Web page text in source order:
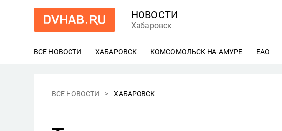
НОВОСТИ
Хабаровск
ВСЕ НОВОСТИ ХАБАРОВСК ЕЩЕ
КОМСОМОЛЬСК-НА-АМУРЕ ЕЩЕ
ЕАО
ВСЕ НОВОСТИ ХАБАРОВСК